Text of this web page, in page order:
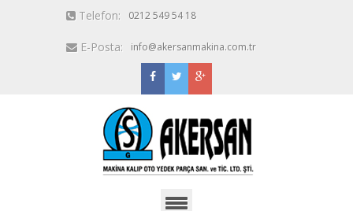
Telefon: 0212 549 54 18
E-Posta: info@akersanmakina.com.tr